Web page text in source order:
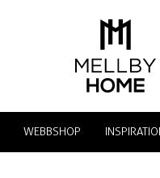
WEBBSHOP